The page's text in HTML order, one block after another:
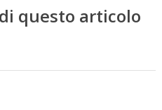
questo articolo